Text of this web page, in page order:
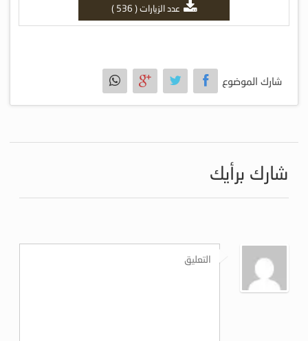
عدد الزيارات ( 536 )
شارك الموضوع
شارك برأيك